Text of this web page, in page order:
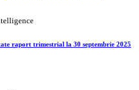
raport trimestrial la 30 septembrie 2025